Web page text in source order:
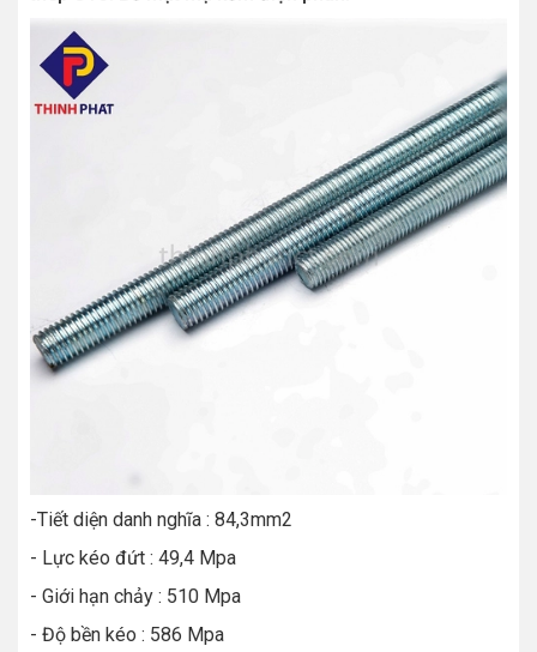
-Tiết diện danh nghĩa : 84,3mm2
- Lực kéo đứt : 49,4 Mpa
- Giới hạn chảy : 510 Mpa
- Độ bền kéo : 586 Mpa